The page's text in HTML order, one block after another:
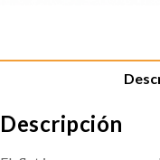
Descripción